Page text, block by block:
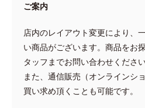
ご案内
店内のレイアウト変更により、
い商品がございます。商品をお
タッフまでお問い合わせください
また、通信販売（オンラインシ
買い求め頂くことも可能です。